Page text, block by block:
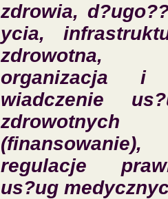
zdrowia,
ycia,
zdrowotna,
organizacja
wiadczenie
zdrowotnych
(finansowanie),
regulacje
us?ug